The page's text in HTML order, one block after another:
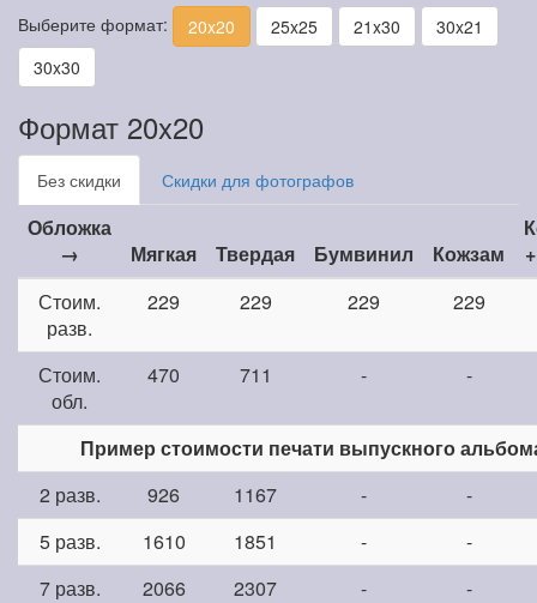
Выберите формат: 20x20 25x25 21x30
30x21
30x30
Формат 20x20
Без скидки Скидки для фотографов
Обложка
→
Мягкая Твердая Бумвинил Кожзам
Стоим.
разв.
229 229 229 229
Стоим.
обл.
470 711 - -
Пример стоимости печати выпускного
2 разв.
926 1167 -
-
5 разв.
1610 1851 -
-
7 разв.
2066 2307 -
-